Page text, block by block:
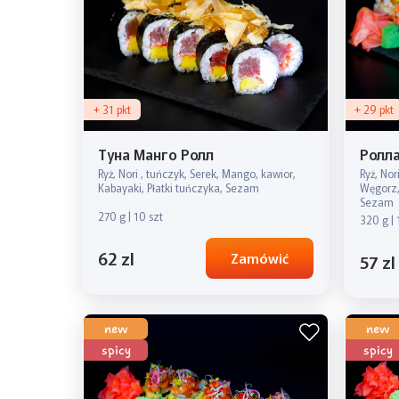
+ 31 pkt
Туна Манго Ролл
Ryż, Nori , tuńczyk, Serek, Mango, kawior,
Kabayaki, Płatki tuńczyka, Sezam
270 g | 10 szt
62 zl Zamówić
+ 29 pkt
Ryż,
Sezam
320 g |
57 zl
new
spicy
new
spicy